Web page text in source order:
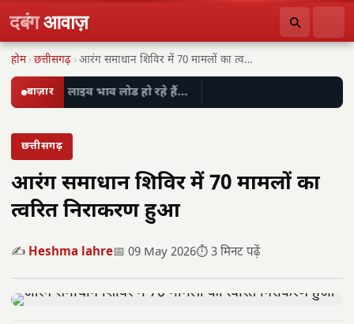
दबंगआवाज़
होम ›छत्तीसगढ़ › आरंग समाधान शिविर में 70 मामलों का त्वरित…
बाज़ार लाइव भाव लोड हो रहे हैं…
छत्तीसगढ़
आरंग समाधान शिविर में 70 मामलों का
त्वरित निराकरण हुआ
✍️ Heshma lahre📅 09 May 2026⏱️ 3 मिनट पढ़ें